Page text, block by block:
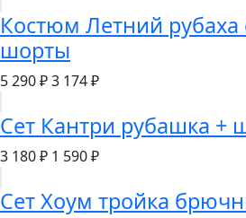
Костюм Летний рубаха
шорты
5 290 ₽3 174 ₽
Сет Кантри рубашка +
3 180 ₽ 1 590 ₽
Сет Хоум тройка